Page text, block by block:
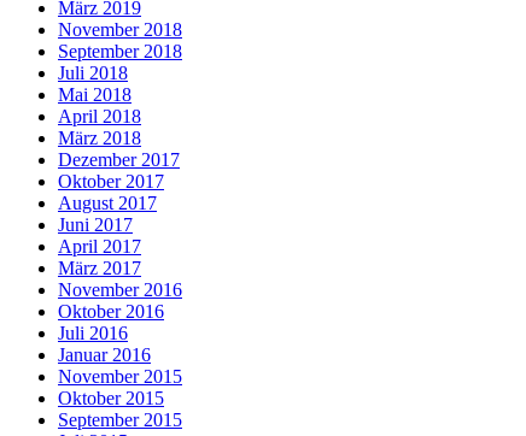
März 2019
November 2018
September 2018
Juli 2018
Mai 2018
April 2018
März 2018
Dezember 2017
Oktober 2017
August 2017
Juni 2017
April 2017
März 2017
November 2016
Oktober 2016
Juli 2016
Januar 2016
November 2015
Oktober 2015
September 2015